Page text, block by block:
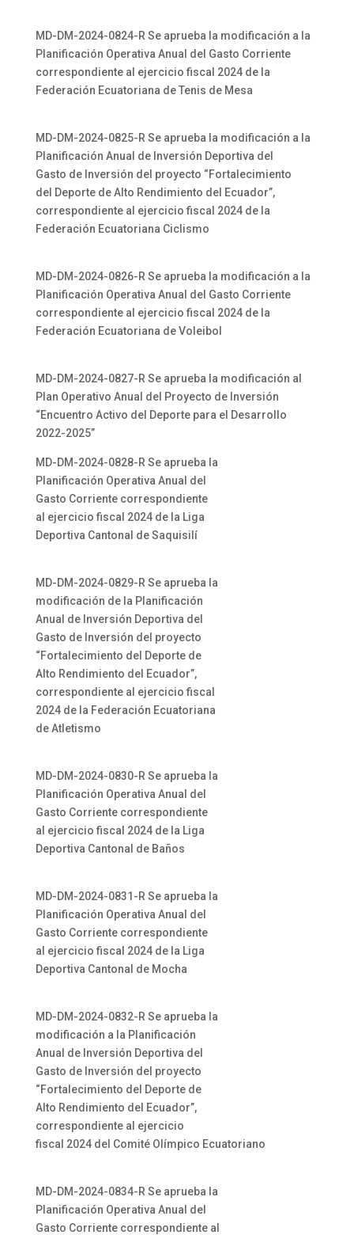
MD-DM-2024-0824-R Se aprueba la modificación a la
Planificación Operativa Anual del Gasto Corriente
correspondiente al ejercicio fiscal 2024 de la
Federación Ecuatoriana de Tenis de Mesa
MD-DM-2024-0825-R Se aprueba la modificación a la
Planificación Anual de Inversión Deportiva del
Gasto de Inversión del proyecto “Fortalecimiento
del Deporte de Alto Rendimiento del Ecuador”,
correspondiente al ejercicio fiscal 2024 de la
Federación Ecuatoriana Ciclismo
MD-DM-2024-0826-R Se aprueba la modificación a la
Planificación Operativa Anual del Gasto Corriente
correspondiente al ejercicio fiscal 2024 de la
Federación Ecuatoriana de Voleibol
MD-DM-2024-0827-R Se aprueba la modificación al
Plan Operativo Anual del Proyecto de Inversión
“Encuentro Activo del Deporte para el Desarrollo
2022-2025”
MD-DM-2024-0828-R Se aprueba la
Planificación Operativa Anual del
Gasto Corriente correspondiente
al ejercicio fiscal 2024 de la Liga
Deportiva Cantonal de Saquisilí
MD-DM-2024-0829-R Se aprueba la
modificación de la Planificación
Anual de Inversión Deportiva del
Gasto de Inversión del proyecto
“Fortalecimiento del Deporte de
Alto Rendimiento del Ecuador”,
correspondiente al ejercicio fiscal
2024 de la Federación Ecuatoriana
de Atletismo
MD-DM-2024-0830-R Se aprueba la
Planificación Operativa Anual del
Gasto Corriente correspondiente
al ejercicio fiscal 2024 de la Liga
Deportiva Cantonal de Baños
MD-DM-2024-0831-R Se aprueba la
Planificación Operativa Anual del
Gasto Corriente correspondiente
al ejercicio fiscal 2024 de la Liga
Deportiva Cantonal de Mocha
MD-DM-2024-0832-R Se aprueba la
modificación a la Planificación
Anual de Inversión Deportiva del
Gasto de Inversión del proyecto
“Fortalecimiento del Deporte de
Alto Rendimiento del Ecuador”,
correspondiente al ejercicio
fiscal 2024 del Comité Olímpico Ecuatoriano
MD-DM-2024-0834-R Se aprueba la
Planificación Operativa Anual del
Gasto Corriente correspondiente al